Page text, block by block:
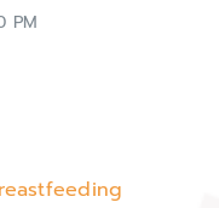
PM